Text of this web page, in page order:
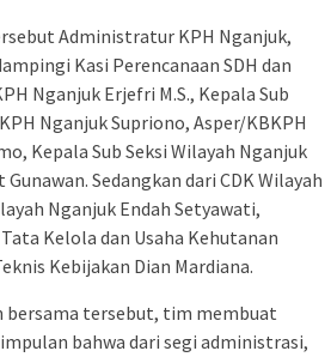
Administratur KPH Nganjuk,
Kasi Perencanaan SDH dan
Nganjuk Erjefri M.S., Kepala Sub
Nganjuk Supriono, Asper/KBKPH
Kepala Sub Seksi Wilayah Nganjuk
Sedangkan dari CDK Wilayah
Nganjuk Endah Setyawati,
Kelola dan Usaha Kehutanan
Kebijakan Dian Mardiana.
bersama tersebut, tim membuat
bahwa dari segi administrasi,